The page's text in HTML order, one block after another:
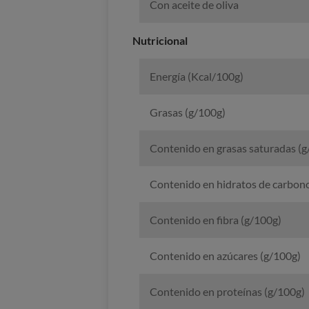
Con aceite de oliva
Nutricional
Energía (Kcal/100g)
Grasas (g/100g)
Contenido en grasas saturadas
Contenido en hidratos de
Contenido en fibra (g/100g)
Contenido en azúcares (g/100g)
Contenido en proteínas (g/100g)